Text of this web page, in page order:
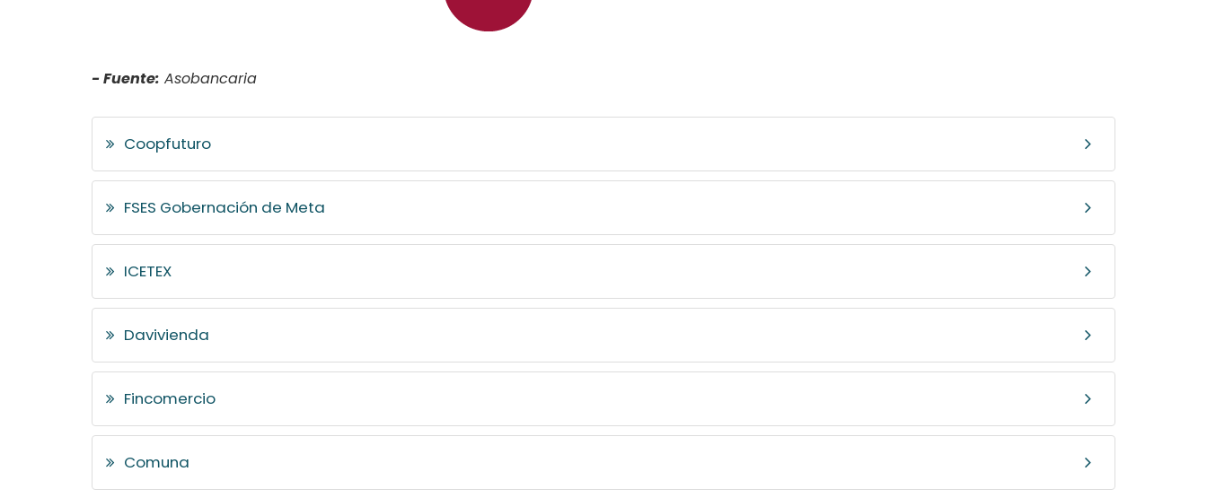
- Fuente: Asobancaria
Coopfuturo
FSES Gobernación de Meta
ICETEX
Davivienda
Fincomercio
Comuna